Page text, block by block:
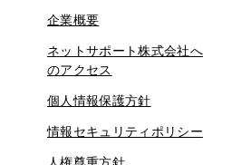
企業概要
ネットサポート株式会社へ
のアクセス
個人情報保護方針
情報セキュリティポリシー